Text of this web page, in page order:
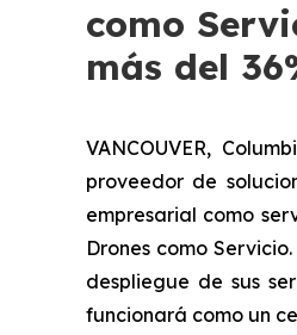
como
más del
VANCOUVER,
proveedor de
empresarial como
Drones como
despliegue de sus
funcionará como un